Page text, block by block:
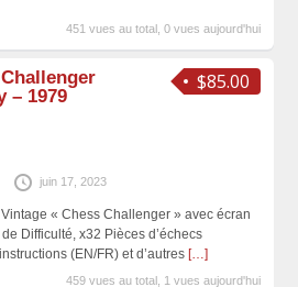
451 vues au total, 0 vues aujourd'hui
$85.00
– 1979
juin 17, 2023
« Chess Challenger » avec écran
Difficulté, x32 Pièces d’échecs
(EN/FR) et d’autres […]
459 vues au total, 1 vues aujourd'hui